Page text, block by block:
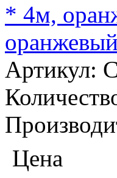
оранжевый
Артикул:
Цена